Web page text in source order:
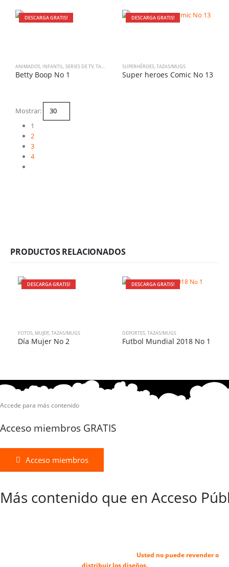
DESCARGA GRATIS!
ANIMADOS, INFANTIL,SERIES DE TV,TAZAS/MUGS ,VINTAGE
Betty Boop No 1
DESCARGA GRATIS!
SUPERHÉROES,TAZAS/MUGS
Super heroes Comic No 13
Mostrar:
1
2
3
4
PRODUCTOS RELACIONADOS
DESCARGA GRATIS!
FOTOS, MUJER,TAZAS/MUGS
Día Mujer No 2
DESCARGA GRATIS!
DEPORTES,TAZAS/MUGS
Futbol Mundial 2018 No 1
Accede para más contenido
Acceso miembros GRATIS
Acceso miembros
Más contenido que en Acceso
Usted no puede revender o
distribuir los diseños.